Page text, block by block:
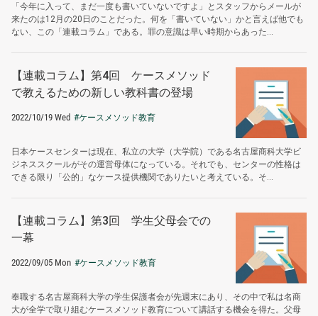
「今年に入って、まだ一度も書いていないですよ」とスタッフからメールが
来たのは12月の20日のことだった。何を「書いていない」かと言えば他でも
ない、この「連載コラム」である。罪の意識は早い時期からあった...
【連載コラム】第4回 ケースメソッド
で教えるための新しい教科書の登場
2022/10/19 Wed #ケースメソッド教育
日本ケースセンターは現在、私立の大学（大学院）である名古屋商科大学ビ
ジネススクールがその運営母体になっている。それでも、センターの性格は
できる限り「公的」なケース提供機関でありたいと考えている。そ...
【連載コラム】第3回 学生父母会での
一幕
2022/09/05 Mon #ケースメソッド教育
奉職する名古屋商科大学の学生保護者会が先週末にあり、その中で私は名商
大が全学で取り組むケースメソッド教育について講話する機会を得た。父母